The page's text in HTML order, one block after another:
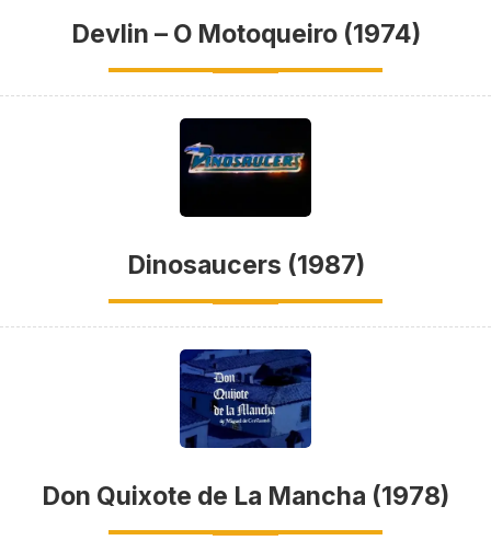
Devlin – O Motoqueiro (1974)
Dinosaucers (1987)
Don Quixote de La Mancha (1978)